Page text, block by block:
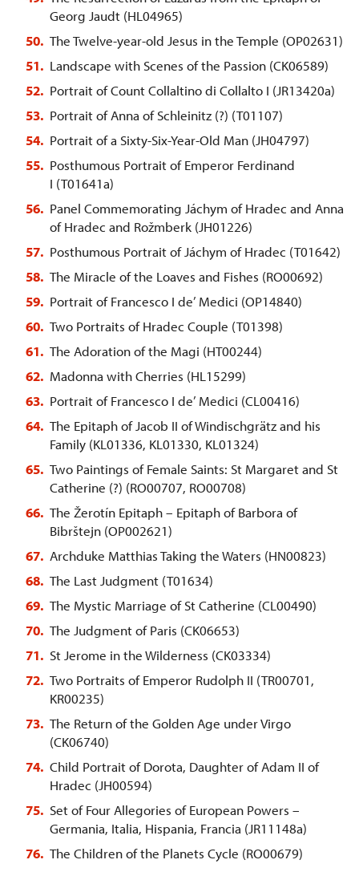
Georg Jaudt (HL04965)
The Twelve-year-old Jesus in the Temple (OP02631)
Landscape with Scenes of the Passion (CK06589)
Portrait of Count Collaltino di Collalto I (JR13420a)
Portrait of Anna of Schleinitz (?) (T01107)
Portrait of a Sixty-Six-Year-Old Man (JH04797)
Posthumous Portrait of Emperor Ferdinand
I (T01641a)
Panel Commemorating Jáchym of Hradec and Anna
of Hradec and Rožmberk (JH01226)
Posthumous Portrait of Jáchym of Hradec (T01642)
The Miracle of the Loaves and Fishes (RO00692)
Portrait of Francesco I de’ Medici (OP14840)
Two Portraits of Hradec Couple (T01398)
The Adoration of the Magi (HT00244)
Madonna with Cherries (HL15299)
Portrait of Francesco I de’ Medici (CL00416)
The Epitaph of Jacob II of Windischgrätz and his
Family (KL01336, KL01330, KL01324)
Two Paintings of Female Saints: St Margaret and St
Catherine (?) (RO00707, RO00708)
The Žerotín Epitaph – Epitaph of Barbora of
Bibrštejn (OP002621)
Archduke Matthias Taking the Waters (HN00823)
The Last Judgment (T01634)
The Mystic Marriage of St Catherine (CL00490)
The Judgment of Paris (CK06653)
St Jerome in the Wilderness (CK03334)
Two Portraits of Emperor Rudolph II (TR00701,
KR00235)
The Return of the Golden Age under Virgo
(CK06740)
Child Portrait of Dorota, Daughter of Adam II of
Hradec (JH00594)
Set of Four Allegories of European Powers –
Germania, Italia, Hispania, Francia (JR11148a)
The Children of the Planets Cycle (RO00679)